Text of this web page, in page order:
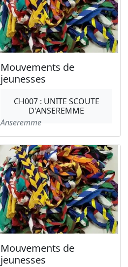
Mouvements de
jeunesses
CH007 : UNITE SCOUTE
D'ANSEREMME
Anseremme
Mouvements de
jeunesses